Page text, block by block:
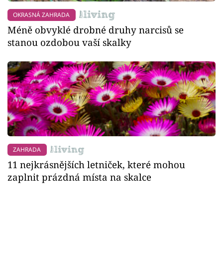
OKRASNÁ ZAHRADA
Méně obvyklé drobné druhy narcisů se
stanou ozdobou vaší skalky
ZAHRADA
11 nejkrásnějších letniček, které mohou
zaplnit prázdná místa na skalce